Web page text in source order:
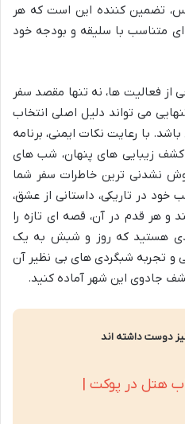
تضمین کننده این است که هر
ای متناسب با سلیقه و بودجه خود
از فعالیت ها، نه تنها مقصد سفر
می تواند دلیل اصلی انتخاب
با رعایت نکات ایمنی، برنامه
زیبایی های پنهان، شب های
نشدنی ترین خاطرات سفر شما
در تاریکی، داستانی از عشق،
و هر قدم در آن، قصه ای تازه را
هستید که روز و شبش به یک
و تجربه شبگردی های بی نظیر آن
جادوی این شهر آماده کنید.
دوست داشته اند
هتل در پوکت |